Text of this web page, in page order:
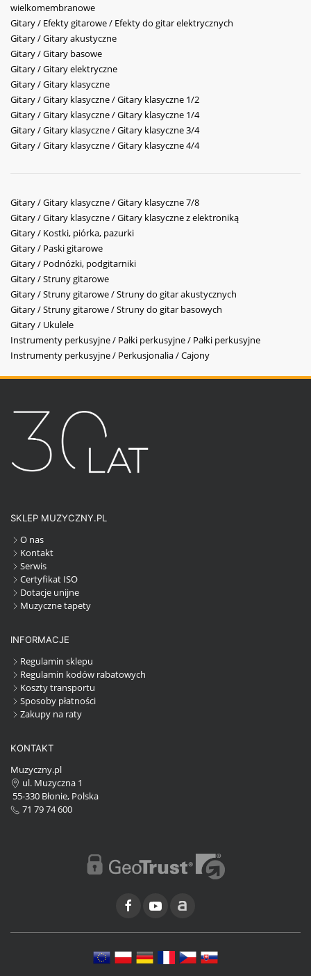
wielkomembranowe
Gitary / Efekty gitarowe / Efekty do gitar elektrycznych
Gitary / Gitary akustyczne
Gitary / Gitary basowe
Gitary / Gitary elektryczne
Gitary / Gitary klasyczne
Gitary / Gitary klasyczne / Gitary klasyczne 1/2
Gitary / Gitary klasyczne / Gitary klasyczne 1/4
Gitary / Gitary klasyczne / Gitary klasyczne 3/4
Gitary / Gitary klasyczne / Gitary klasyczne 4/4
Gitary / Gitary klasyczne / Gitary klasyczne 7/8
Gitary / Gitary klasyczne / Gitary klasyczne z elektroniką
Gitary / Kostki, piórka, pazurki
Gitary / Paski gitarowe
Gitary / Podnóżki, podgitarniki
Gitary / Struny gitarowe
Gitary / Struny gitarowe / Struny do gitar akustycznych
Gitary / Struny gitarowe / Struny do gitar basowych
Gitary / Ukulele
Instrumenty perkusyjne / Pałki perkusyjne / Pałki perkusyjne
Instrumenty perkusyjne / Perkusjonalia / Cajony
SKLEP MUZYCZNY.PL
O nas
Kontakt
Serwis
Certyfikat ISO
Dotacje unijne
Muzyczne tapety
INFORMACJE
Regulamin sklepu
Regulamin kodów rabatowych
Koszty transportu
Sposoby płatności
Zakupy na raty
KONTAKT
Muzyczny.pl
ul. Muzyczna 1
55-330 Błonie, Polska
71 79 74 600